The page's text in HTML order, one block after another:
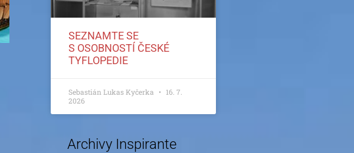
SEZNAMTE SE
S OSOBNOSTÍ ČESKÉ
TYFLOPEDIE
Sebastián Lukas Kyčerka
16. 7.
2026
Archivy Inspirante